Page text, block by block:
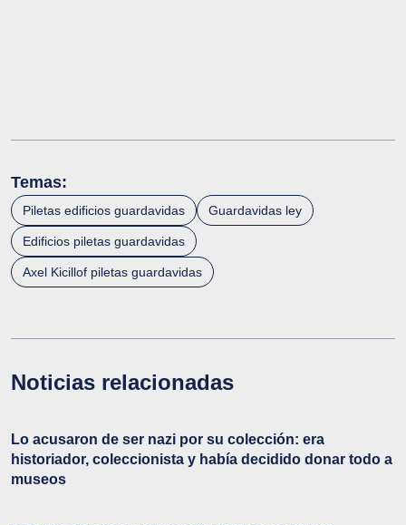
Temas:
Piletas edificios guardavidas Guardavidas ley
Edificios piletas guardavidas
Axel Kicillof piletas guardavidas
Noticias relacionadas
Lo acusaron de ser nazi por su colección: era
historiador, coleccionista y había decidido donar todo a
museos